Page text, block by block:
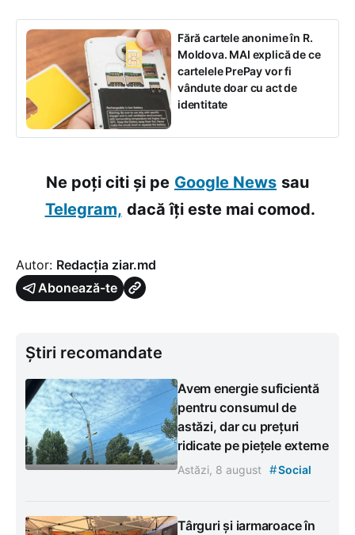
Fără cartele anonime în R.
Moldova. MAI explică de ce
cartelele PrePay vor fi
vândute doar cu act de
identitate
Ne poți citi și pe Google News sau
Telegram, dacă îți este mai comod.
Autor: Redacția ziar.md
Abonează-te
Știri recomandate
Avem energie suficientă
pentru consumul de
astăzi, dar cu prețuri
ridicate pe piețele externe
Astăzi, 8 august #Social
Târguri și iarmaroace în